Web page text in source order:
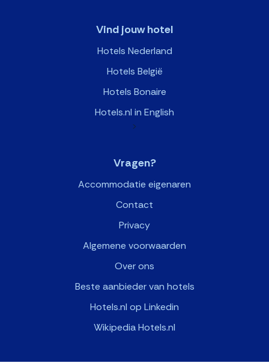
Vind jouw hotel
Hotels Nederland
Hotels België
Hotels Bonaire
Hotels.nl in English
>
Vragen?
Accommodatie eigenaren
Contact
Privacy
Algemene voorwaarden
Over ons
Beste aanbieder van hotels
Hotels.nl op Linkedin
Wikipedia Hotels.nl